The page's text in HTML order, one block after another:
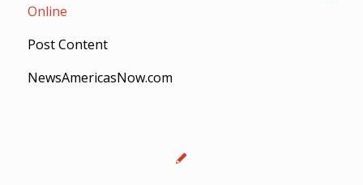
Online
Post Content
NewsAmericasNow.com